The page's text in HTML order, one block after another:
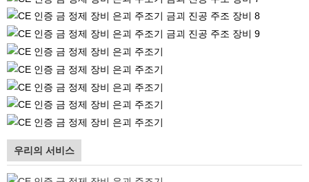
우리의 서비스